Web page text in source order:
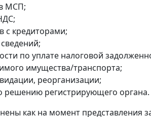
МСП;
с кредиторами;
по уплате налоговой
имущества/транспорта;
реорганизации;
решению регистрирующего органа.
как на момент представления